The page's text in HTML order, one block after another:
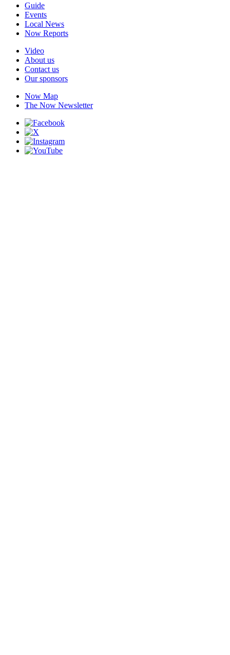
Guide
Events
Local News
Now Reports
Video
About us
Contact us
Our sponsors
Now Map
The Now Newsletter